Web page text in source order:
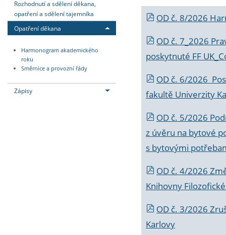
Rozhodnutí a sdělení děkana,
opatření a sdělení tajemníka
Opatření děkana
Harmonogram akademického
roku
Směrnice a provozní řády
Zápisy
OD č. 8/2026
OD č. 7_2026
poskytnuté FF
OD č. 6/2026
fakultě Univerzity
OD č. 5/2026
z úvěru na bytové
s bytovými
OD č. 4/2026
Knihovny
OD č. 3/2026
Karlovy